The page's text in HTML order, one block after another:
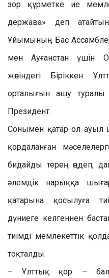
зор құрметке ие
держава» деп
Ұйымының Бас
мен Ауғанстан үшін
жөніндегі Біріккен
орталығын ашу
Президент.
Сонымен қатар ол ауыл
қордаланған
бидайды терең өңдеп,
әлемдік нарыққа
қатарына қосылуға
дүниеге келгеннен
тиімді мемлекеттік
тоқталды.
– Ұлттық қор –